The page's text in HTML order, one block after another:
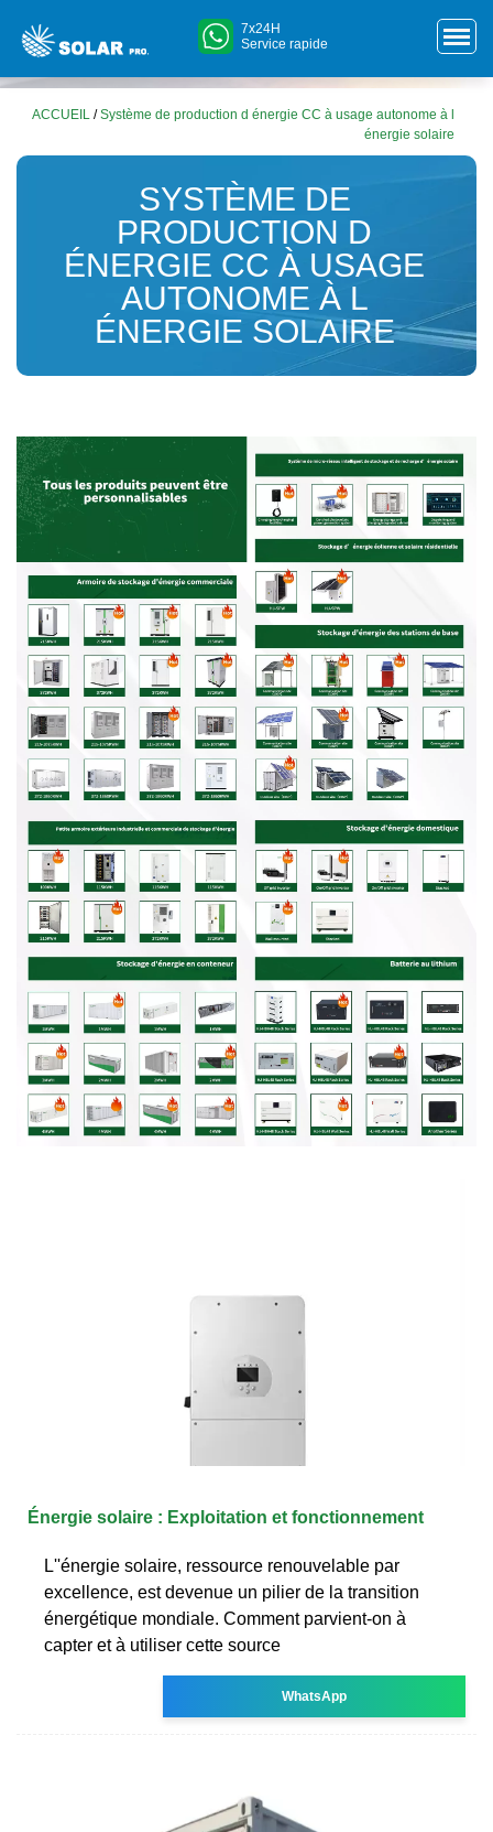
7x24H
Service rapide
ACCUEIL /Système de production d énergie CC à usage autonome à l
énergie solaire
SYSTÈME DE
PRODUCTION D
ÉNERGIE CC À USAGE
AUTONOME À L
ÉNERGIE SOLAIRE
Énergie solaire : Exploitation et fonctionnement
L''énergie solaire, ressource renouvelable par
excellence, est devenue un pilier de la transition
énergétique mondiale. Comment parvient-on à
capter et à utiliser cette source
WhatsApp